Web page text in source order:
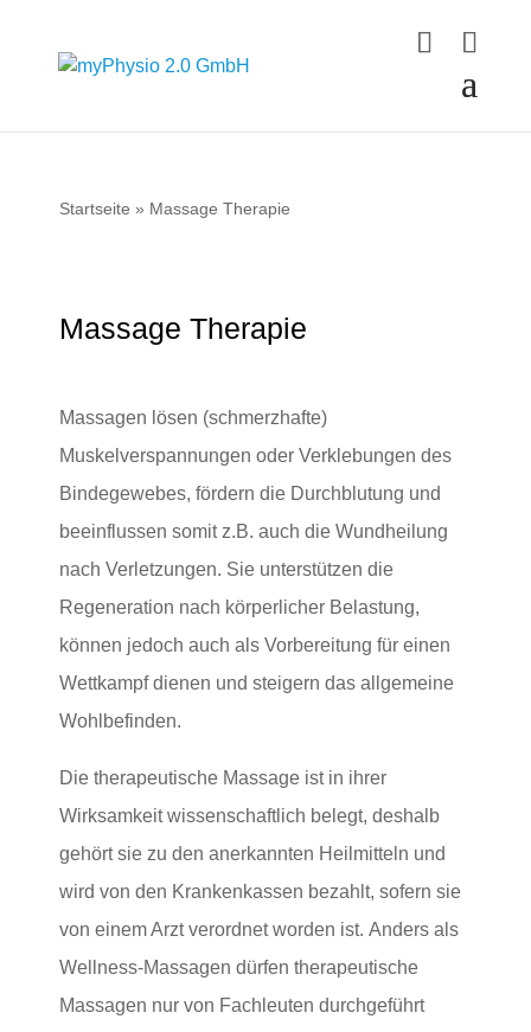
Startseite » Massage Therapie
Massage Therapie
Massagen lösen (schmerzhafte)
Muskelverspannungen oder Verklebungen des
Bindegewebes, fördern die Durchblutung und
beeinflussen somit z.B. auch die Wundheilung
nach Verletzungen. Sie unterstützen die
Regeneration nach körperlicher Belastung,
können jedoch auch als Vorbereitung für einen
Wettkampf dienen und steigern das allgemeine
Wohlbefinden.
Die therapeutische Massage ist in ihrer
Wirksamkeit wissenschaftlich belegt, deshalb
gehört sie zu den anerkannten Heilmitteln und
wird von den Krankenkassen bezahlt, sofern sie
von einem Arzt verordnet worden ist. Anders als
Wellness-Massagen dürfen therapeutische
Massagen nur von Fachleuten durchgeführt